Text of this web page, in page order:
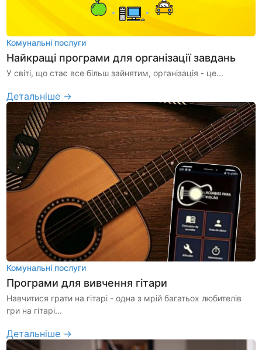
Комунальні послуги
Найкращі програми для організації завдань
У світі, що стає все більш зайнятим, організація - це...
Детальніше →
Комунальні послуги
Програми для вивчення гітари
Навчитися грати на гітарі - одна з мрій багатьох любителів
гри на гітарі...
Детальніше →